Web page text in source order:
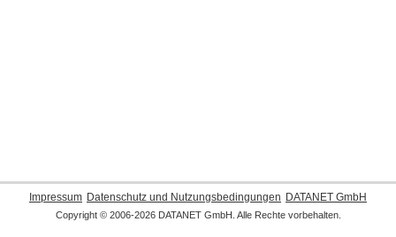
Impressum Datenschutz und Nutzungsbedingungen DATANET GmbH
Copyright © 2006-2026 DATANET GmbH. Alle Rechte vorbehalten.